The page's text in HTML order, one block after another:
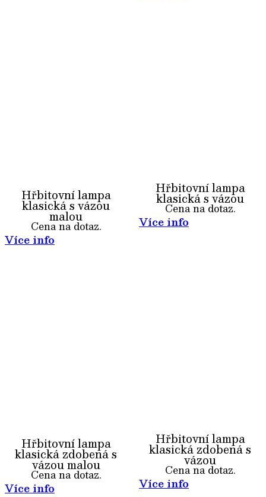
Hřbitovní lampa
klasická s vázou
malou
Cena na dotaz.
Více info
Hřbitovní lampa
klasická s vázou
Cena na dotaz.
Více info
Hřbitovní lampa
klasická zdobená s
vázou malou
Cena na dotaz.
Více info
Hřbitovní lampa
klasická zdobená s
vázou
Cena na dotaz.
Více info